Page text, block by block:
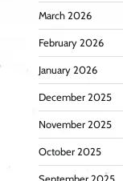
March 2026
February 2026
January 2026
December 2025
November 2025
October 2025